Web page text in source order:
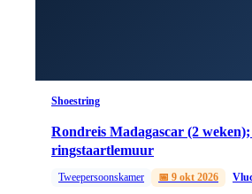
Shoestring
Rondreis Madagascar (2
ringstaartlemuur
Tweepersoonskamer 📅 9 okt 2026